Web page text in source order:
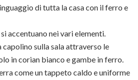
di tutta la casa con il ferro e
accentuano nei vari elementi.
capolino sulla sala attraverso le
in corian bianco e gambe in ferro.
come un tappeto caldo e uniforme